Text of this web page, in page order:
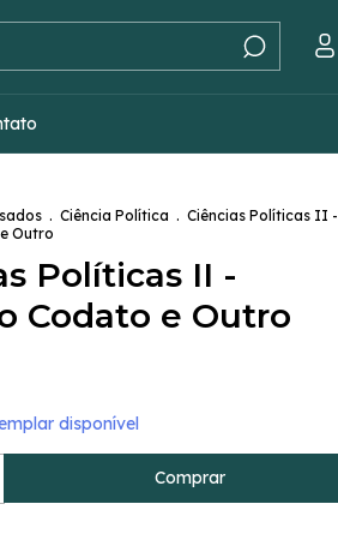
. Ciência Política . Ciências Políticas II -
Outro
Políticas II -
Codato e Outro
disponível